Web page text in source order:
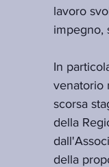
lavoro
impegno,
In
venatorio
scorsa
della
della